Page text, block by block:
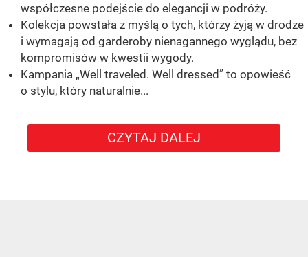
współczesne podejście do elegancji w podróży.
Kolekcja powstała z myślą o tych, którzy żyją w drodze
i wymagają od garderoby nienagannego wyglądu, bez
kompromisów w kwestii wygody.
Kampania „Well traveled. Well dressed” to opowieść
o stylu, który naturalnie...
CZYTAJ DALEJ